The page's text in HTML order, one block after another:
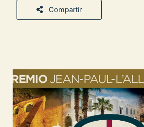
Compartir